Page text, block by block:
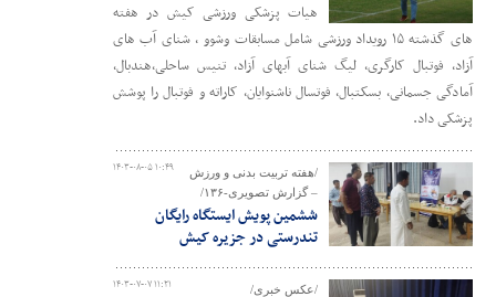
هیات پزشکی ورزشی کیش در هفته
های گذشته ۱۵ رویداد ورزشی شامل مسابقات وشوو ، شنای آب های
آزاد، فوتبال کارگری، لیگ شنای آبهای آزاد، تنیس ساحلی،هندبال،
آمادگی جسمانی، بسکتبال، فوتسال ناشنوایان، کاراته و فوتبال را پوشش
پزشکی داد.
۱۴۰۳-۰۸-۰۵ ۱۰:۴۹
/هفته تربیت بدنی و ورزش
– گزارش تصویری-۱۳۶/
ششمین پویش ایستگاه رایگان
تندرستی در جزیره کیش
۱۴۰۳-۰۷-۰۷ ۱۱:۲۱ /عکس خبری/